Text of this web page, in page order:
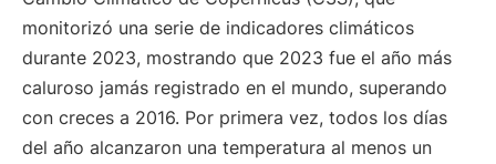
monitorizó una serie de indicadores climáticos
durante 2023, mostrando que 2023 fue el año más
caluroso jamás registrado en el mundo, superando
con creces a 2016. Por primera vez, todos los días
del año alcanzaron una temperatura al menos un